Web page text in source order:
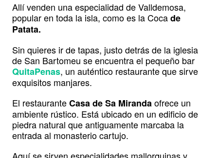
Allí venden una especialidad de Valldemosa,
popular en toda la isla, como es la Cocade
Patata.
Sin quieres ir de tapas, justo detrás de la iglesia
de San Bartomeu se encuentra el pequeño bar
QuitaPenas, un auténtico restaurante que sirve
exquisitos manjares.
El restauranteCasa de Sa Mirandaofrece un
ambiente rústico. Está ubicado en un edificio de
piedra natural que antiguamente marcaba la
entrada al monasterio cartujo.